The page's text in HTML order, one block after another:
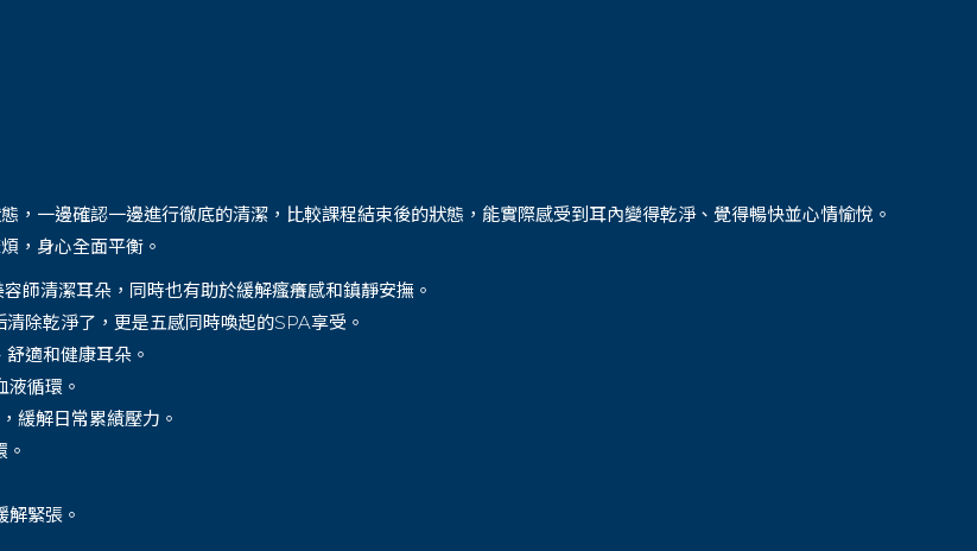
，一邊確認一邊進行徹底的清潔，比較課程結束後的狀態，能實際感受到耳內變得乾淨、覺得暢快並心情愉悅。
，身心全面平衡。
師清潔耳朵，同時也有助於緩解瘙癢感和鎮靜安撫。
除乾淨了，更是五感同時喚起的SPA享受。
適和健康耳朵。
循環。
緩解日常累績壓力。
緊張。